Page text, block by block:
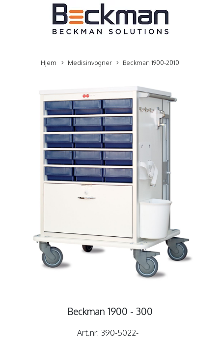
Hjem Medisinvogner Beckman 1900-2010
Beckman 1900 - 300
Art.nr: 390-5022-